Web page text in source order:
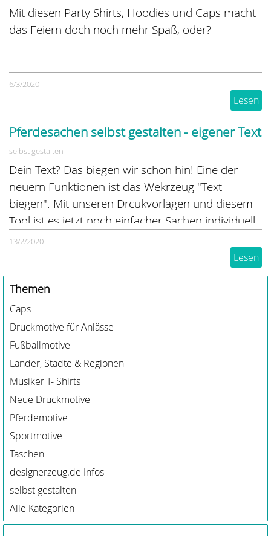
Mit diesen Party Shirts, Hoodies und Caps macht
das Feiern doch noch mehr Spaß, oder?
6/3/2020
Lesen
Pferdesachen selbst gestalten - eigener Text
selbst gestalten
Dein Text? Das biegen wir schon hin! Eine der
neuern Funktionen ist das Wekrzeug "Text
biegen". Mit unseren Drcukvorlagen und diesem
Tool ist es jetzt noch einfacher Sachen individuell
bedrucken zu lassen
13/2/2020
Lesen
Themen
Caps
Druckmotive für Anlässe
Fußballmotive
Länder, Städte & Regionen
Musiker T- Shirts
Neue Druckmotive
Pferdemotive
Sportmotive
Taschen
designerzeug.de Infos
selbst gestalten
Alle Kategorien